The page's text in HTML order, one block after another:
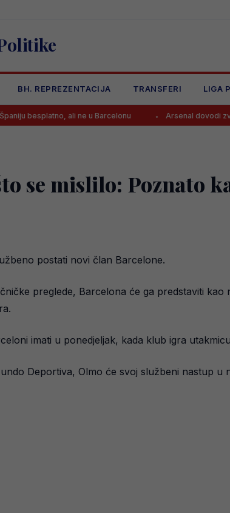
BH. REPREZENTACIJA TRANSFERI LIGA
ali ne u Barcelonu Arsenal dovodi zvijezdu Serie
se mislilo: Poznato
postati novi član Barcelone.
preglede, Barcelona će ga predstaviti
imati u ponedjeljak, kada klub igra
Deportiva, Olmo će svoj službeni nastup